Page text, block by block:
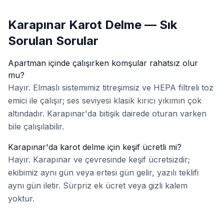
Karapınar Karot Delme — Sık
Sorulan Sorular
Apartman içinde çalışırken komşular rahatsız olur
mu?
Hayır. Elmaslı sistemimiz titreşimsiz ve HEPA filtreli toz
emici ile çalışır; ses seviyesi klasik kırıcı yıkımın çok
altındadır. Karapınar'da bitişik dairede oturan varken
bile çalışılabilir.
Karapınar'da karot delme için keşif ücretli mi?
Hayır. Karapınar ve çevresinde keşif ücretsizdir;
ekibimiz aynı gün veya ertesi gün gelir, yazılı teklifi
aynı gün iletir. Sürpriz ek ücret veya gizli kalem
yoktur.